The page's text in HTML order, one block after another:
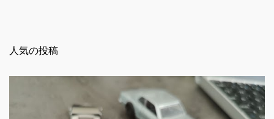
人気の投稿